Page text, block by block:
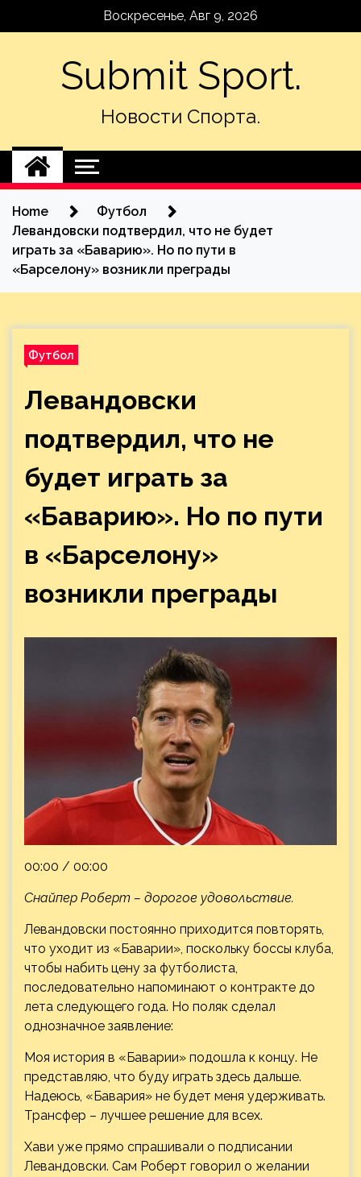
Воскресенье, Авг 9, 2026
Submit Sport.
Новости Спорта.
Home
Футбол
Левандовски подтвердил, что не будет
играть за «Баварию». Но по пути в
«Барселону» возникли преграды
Футбол
Левандовски
подтвердил, что не
будет играть за
«Баварию». Но по пути
в «Барселону»
возникли преграды
00:00 / 00:00
Снайпер Роберт – дорогое удовольствие.
Левандовски постоянно приходится повторять,
что уходит из «Баварии», поскольку боссы клуба,
чтобы набить цену за футболиста,
последовательно напоминают о контракте до
лета следующего года. Но поляк сделал
однозначное заявление:
Моя история в «Баварии» подошла к концу. Не
представляю, что буду играть здесь дальше.
Надеюсь, «Бавария» не будет меня удерживать.
Трансфер – лучшее решение для всех.
Хави уже прямо спрашивали о подписании
Левандовски. Сам Роберт говорил о желании